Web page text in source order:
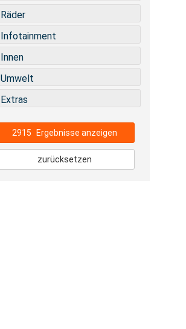
Räder
Infotainment
Innen
Umwelt
Extras
2915 Ergebnisse anzeigen
zurücksetzen